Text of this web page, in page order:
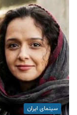
سینمای ایران